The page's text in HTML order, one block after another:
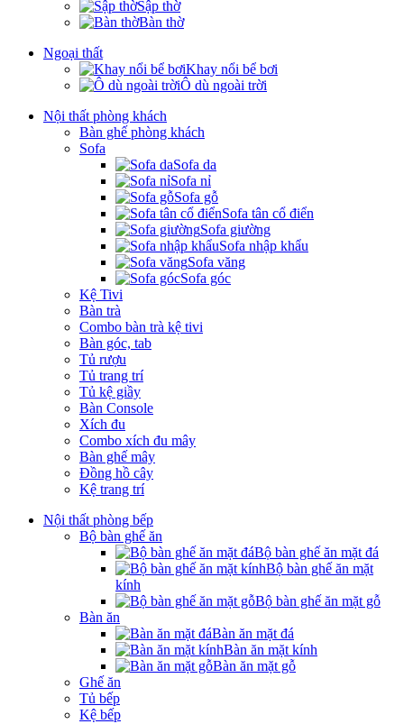
Sập thờ
Bàn thờ
Ngoại thất
Khay nổi bể bơi
Ô dù ngoài trời
Nội thất phòng khách
Bàn ghế phòng khách
Sofa
Sofa da
Sofa nỉ
Sofa gỗ
Sofa tân cổ điển
Sofa giường
Sofa nhập khẩu
Sofa văng
Sofa góc
Kệ Tivi
Bàn trà
Combo bàn trà kệ tivi
Bàn góc, tab
Tủ rượu
Tủ trang trí
Tủ kệ giầy
Bàn Console
Xích đu
Combo xích đu mây
Bàn ghế mây
Đồng hồ cây
Kệ trang trí
Nội thất phòng bếp
Bộ bàn ghế ăn
Bộ bàn ghế ăn mặt đá
Bộ bàn ghế ăn mặt
kính
Bộ bàn ghế ăn mặt gỗ
Bàn ăn
Bàn ăn mặt đá
Bàn ăn mặt kính
Bàn ăn mặt gỗ
Ghế ăn
Tủ bếp
Kệ bếp